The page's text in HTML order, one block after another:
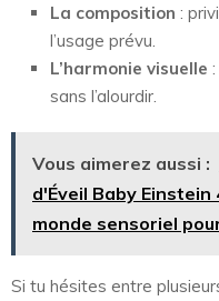
La composition :
l’usage prévu.
L’harmonie visuelle
sans l’alourdir.
Vous aimerez aussi :
d'Éveil Baby Einstein
monde sensoriel
Si tu hésites entre